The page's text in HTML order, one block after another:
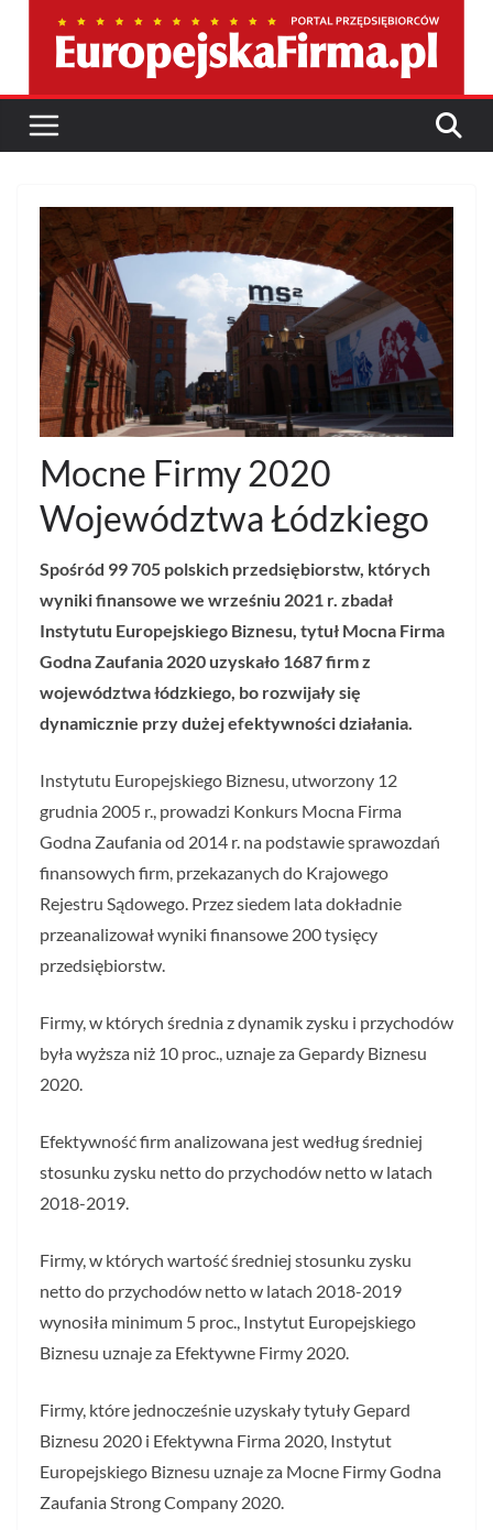
Mocne Firmy 2020
Województwa Łódzkiego
Spośród 99 705 polskich przedsiębiorstw, których
wyniki finansowe we wrześniu 2021 r. zbadał
Instytutu Europejskiego Biznesu, tytuł Mocna Firma
Godna Zaufania 2020 uzyskało 1687 firm z
województwa łódzkiego, bo rozwijały się
dynamicznie przy dużej efektywności działania.
Instytutu Europejskiego Biznesu, utworzony 12
grudnia 2005 r., prowadzi Konkurs Mocna Firma
Godna Zaufania od 2014 r. na podstawie sprawozdań
finansowych firm, przekazanych do Krajowego
Rejestru Sądowego. Przez siedem lata dokładnie
przeanalizował wyniki finansowe 200 tysięcy
przedsiębiorstw.
Firmy, w których średnia z dynamik zysku i przychodów
była wyższa niż 10 proc., uznaje za Gepardy Biznesu
2020.
Efektywność firm analizowana jest według średniej
stosunku zysku netto do przychodów netto w latach
2018-2019.
Firmy, w których wartość średniej stosunku zysku
netto do przychodów netto w latach 2018-2019
wynosiła minimum 5 proc., Instytut Europejskiego
Biznesu uznaje za Efektywne Firmy 2020.
Firmy, które jednocześnie uzyskały tytuły Gepard
Biznesu 2020 i Efektywna Firma 2020, Instytut
Europejskiego Biznesu uznaje za Mocne Firmy Godna
Zaufania Strong Company 2020.